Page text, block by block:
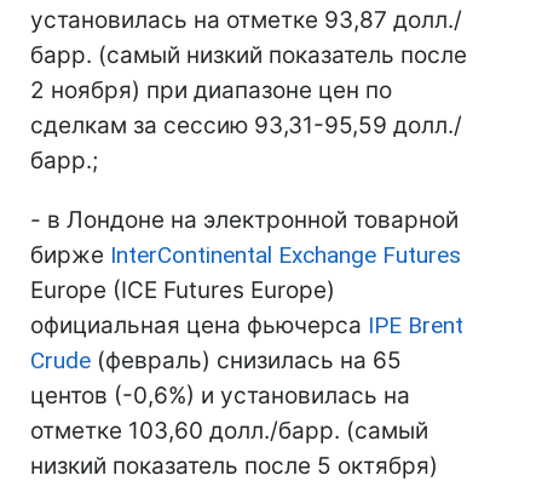
установилась на отметке 93,87 долл./
барр. (самый низкий показатель после
2 ноября) при диапазоне цен по
сделкам за сессию 93,31-95,59 долл./
барр.;
- в Лондоне на электронной товарной
бирже InterContinental Exchange Futures
Europe (IСE Futures Europe)
официальная цена фьючерса IPE Brent
Crude (февраль) снизилась на 65
центов (-0,6%) и установилась на
отметке 103,60 долл./барр. (самый
низкий показатель после 5 октября)